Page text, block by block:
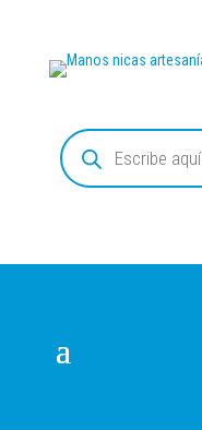
Búsqueda
de
productos